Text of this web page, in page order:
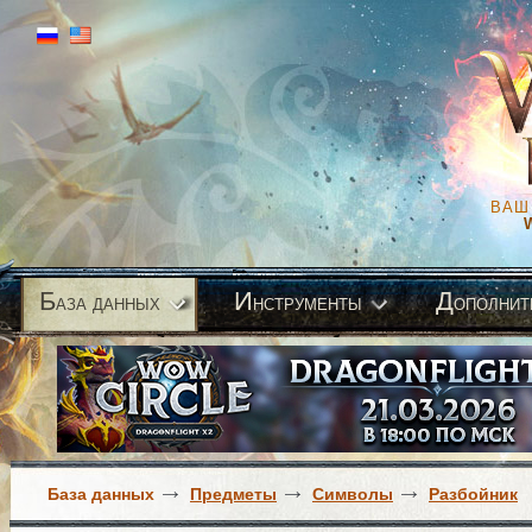
ВАШ
База данных Инструменты Д
База данных Предметы Символы Разбойник